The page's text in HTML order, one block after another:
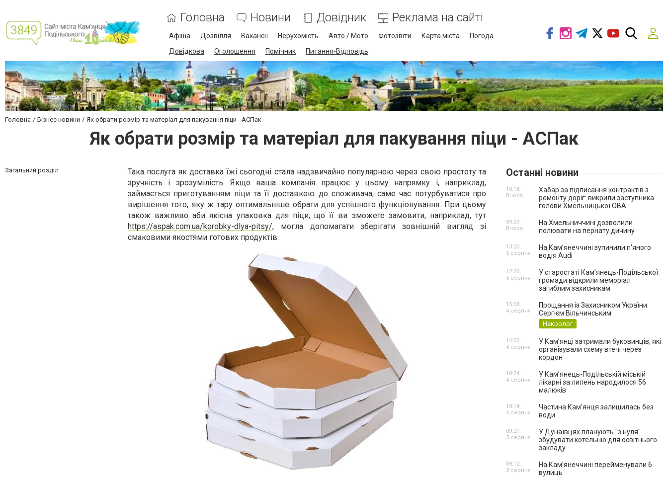
Головна Новини Довідник Реклама на сайті
Афіша Дозвілля Вакансії Нерухомість Авто / Мото Фотозвіти Карта міста
Погода
Довідкова
Оголошення Помічник Питання-Відповідь
Головна Бізнес новини Як обрати розмір та матеріал для пакування піци - АСПак
Як обрати розмір та матеріал для пакування піци - АСПак
Загальний розділ
Така послуга як доставка їжі сьогодні стала надзвичайно популярною через свою простоту та
зручність і зрозумілість. Якщо ваша компанія працює у цьому напрямку і, наприклад,
займається приготуванням піци та її доставкою до споживача, саме час потурбуватися про
вирішення того, яку ж тару оптимальніше обрати для успішного функціонування. При цьому
також важливо аби якісна упаковка для піци, що її ви зможете замовити, наприклад, тут
https://aspak.com.ua/korobky-dlya-pitsy/, могла допомагати зберігати зовнішній вигляд зі
смаковими якостями готових продуктів.
Останні новини
Хабар за підписання контрактів з
ремонту доріг: викрили заступника
голови Хмельницької ОВА
10:18,
Вчора
На Хмельниччині дозволили
полювати на пернату дичину
09:59,
Вчора
На Камʼянеччині зупинили п'яного
водія Audi
13:20,
5 серпня
У старостаті Кам’янець-Подільської
громади відкрили меморіал
загиблим захисникам
12:20,
5 серпня
Прощання із Захисником України
Сергієм Вільчинським
Некролог
15:08,
4 серпня
У Кам’янці затримали буковинців, які
організували схему втечі через
кордон
14:52,
4 серпня
У Кам’янець-Подільській міській
лікарні за липень народилося 56
малюків
10:24,
4 серпня
Частина Кам'янця залишилась без
води
10:14,
4 серпня
У Дунаївцях планують "з нуля"
збудувати котельню для освітнього
закладу
09:21,
3 серпня
На Камʼянеччині перейменували 6
вулиць
09:12,
3 серпня